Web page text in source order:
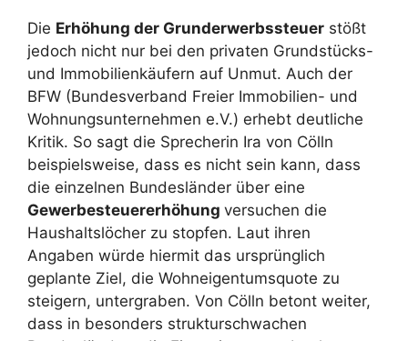
Die Erhöhung der Grunderwerbssteuer stößt
jedoch nicht nur bei den privaten Grundstücks-
und Immobilienkäufern auf Unmut. Auch der
BFW (Bundesverband Freier Immobilien- und
Wohnungsunternehmen e.V.) erhebt deutliche
Kritik. So sagt die Sprecherin Ira von Cölln
beispielsweise, dass es nicht sein kann, dass
die einzelnen Bundesländer über eine
Gewerbesteuererhöhung versuchen die
Haushaltslöcher zu stopfen. Laut ihren
Angaben würde hiermit das ursprünglich
geplante Ziel, die Wohneigentumsquote zu
steigern, untergraben. Von Cölln betont weiter,
dass in besonders strukturschwachen